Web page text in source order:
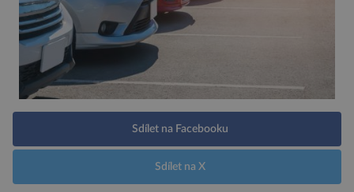
Sdílet na Facebooku
Sdílet na X